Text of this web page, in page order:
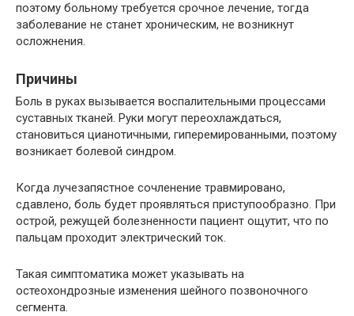
поэтому больному требуется срочное лечение, тогда
заболевание не станет хроническим, не возникнут
осложнения.
Причины
Боль в руках вызывается воспалительными процессами
суставных тканей. Руки могут переохлаждаться,
становиться цианотичными, гиперемированными, поэтому
возникает болевой синдром.
Когда лучезапястное сочленение травмировано,
сдавлено, боль будет проявляться приступообразно. При
острой, режущей болезненности пациент ощутит, что по
пальцам проходит электрический ток.
Такая симптоматика может указывать на
остеохондрозные изменения шейного позвоночного
сегмента.